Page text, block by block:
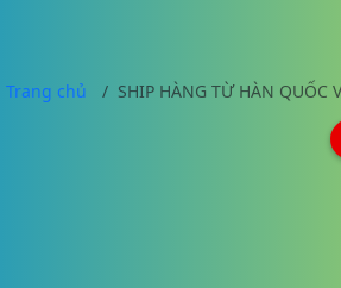
Trang chủ SHIP HÀNG TỪ HÀN QUỐC